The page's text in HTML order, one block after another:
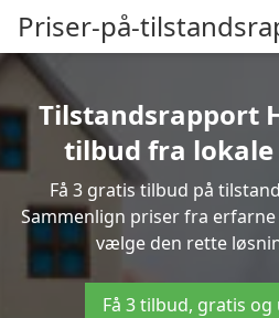
Priser-på-
Tilstandsrapport
tilbud fra
Få 3 gratis tilbud på
Sammenlign priser fra
vælge den rette
Få 3 tilbud, gratis